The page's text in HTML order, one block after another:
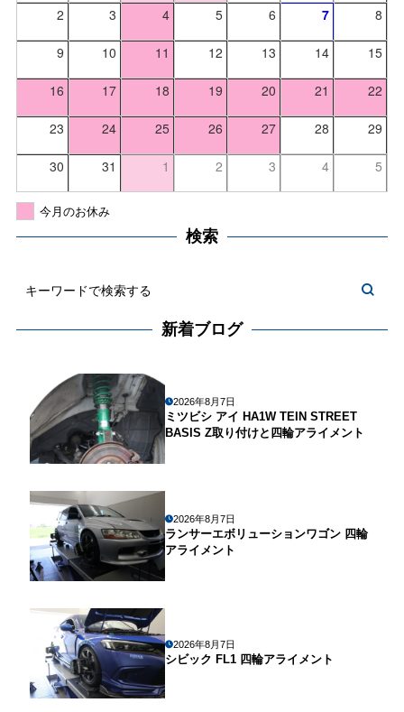
2 3 4 5 6 7 8
9 10 11 12 13 14 15
16 17 18 19 20 21 22
23 24 25 26 27 28 29
30 31 1 2 3 4 5
今月のお休み
検索
新着ブログ
2026年8月7日
ミツビシ アイ HA1W TEIN STREET
BASIS Z取り付けと四輪アライメント
2026年8月7日
ランサーエボリューションワゴン 四輪
アライメント
2026年8月7日
シビック FL1 四輪アライメント